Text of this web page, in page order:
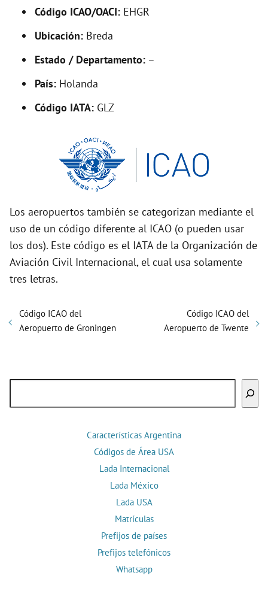
e
o
Código ICAO/OACI: EHGR
Ubicación: Breda
Estado / Departamento: –
País: Holanda
Código IATA: GLZ
Los aeropuertos también se categorizan mediante el
uso de un código diferente al ICAO (o pueden usar
los dos). Este código es el IATA de la Organización de
Aviación Civil Internacional, el cual usa solamente
tres letras.
Código ICAO del
Aeropuerto de Groningen
Código ICAO del
Aeropuerto de Twente
Características Argentina
Códigos de Área USA
Lada Internacional
Lada México
Lada USA
Matrículas
Prefijos de países
Prefijos telefónicos
Whatsapp